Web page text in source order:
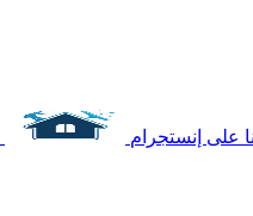
على إنستجرام